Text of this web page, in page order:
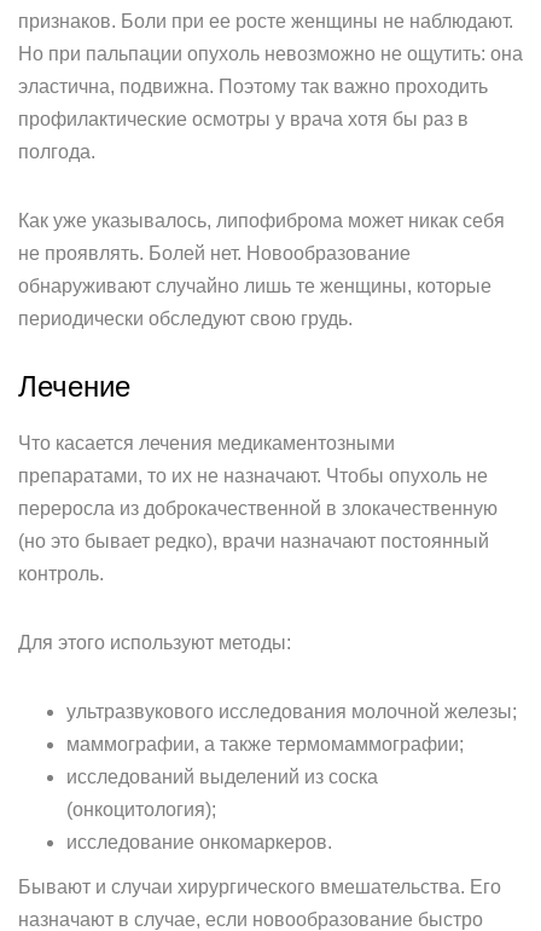
признаков. Боли при ее росте женщины не наблюдают.
Но при пальпации опухоль невозможно не ощутить: она
эластична, подвижна. Поэтому так важно проходить
профилактические осмотры у врача хотя бы раз в
полгода.
Как уже указывалось, липофиброма может никак себя
не проявлять. Болей нет. Новообразование
обнаруживают случайно лишь те женщины, которые
периодически обследуют свою грудь.
Лечение
Что касается лечения медикаментозными
препаратами, то их не назначают. Чтобы опухоль не
переросла из доброкачественной в злокачественную
(но это бывает редко), врачи назначают постоянный
контроль.
Для этого используют методы:
ультразвукового исследования молочной железы;
маммографии, а также термомаммографии;
исследований выделений из соска
(онкоцитология);
исследование онкомаркеров.
Бывают и случаи хирургического вмешательства. Его
назначают в случае, если новообразование быстро